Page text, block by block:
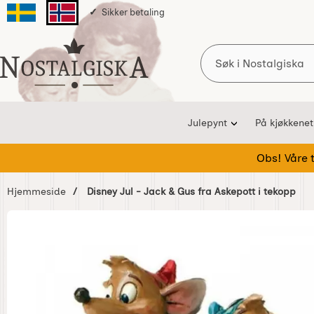
Svenska sidanNorska sidan
Sikker betaling
Startsiden for Nostalgiska
Søk
Julepynt På kjøkkenet
Obs! Våre
Hjemmeside Disney Jul - Jack & Gus fra Askepott i tekopp